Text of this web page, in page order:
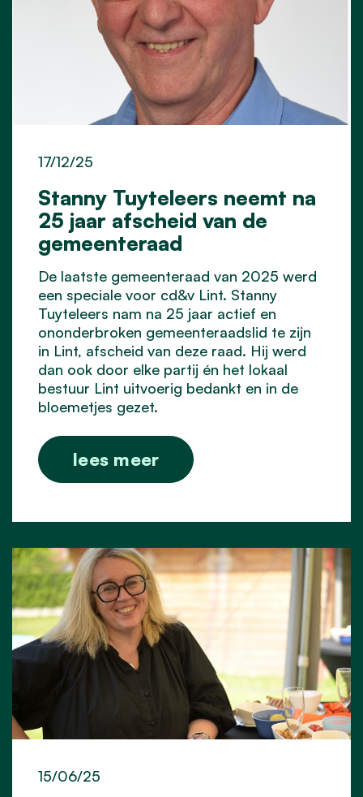
Stanny Tuyteleers neemt na
25 jaar afscheid van de
gemeenteraad
17/12/25
De laatste gemeenteraad van 2025 werd
een speciale voor cd&v Lint. Stanny
Tuyteleers nam na 25 jaar actief en
ononderbroken gemeenteraadslid te zijn
in Lint, afscheid van deze raad. Hij werd
dan ook door elke partij én het lokaal
bestuur Lint uitvoerig bedankt en in de
bloemetjes gezet.
lees meer
15/06/25